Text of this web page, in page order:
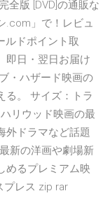
全版 [DVD]の通販な
.com」で！レビュ
ルドポイント取
即日・翌日お届け
・ハザード映画の
る。 サイズ：トラ
リウッド映画の最
外ドラマなど話題
新の洋画や劇場新
めるプレミアム映
プレス zip rar